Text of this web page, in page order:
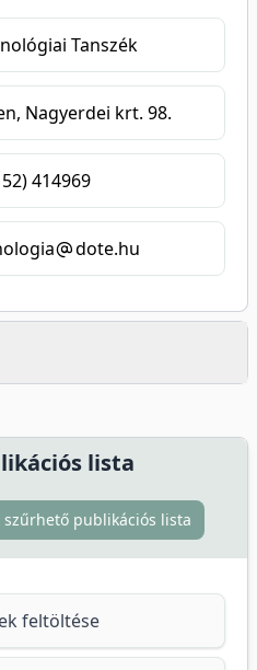
Tanszék
Nagyerdei krt. 98.
414969
dote.hu
lista
szűrhető publikációs lista
feltöltése